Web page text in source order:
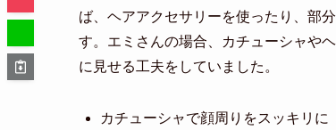
ば、ヘアアクセサリーを使ったり、部
す。エミさんの場合、カチューシャや
に見せる工夫をしていました。
カチューシャで顔周りをスッキリに